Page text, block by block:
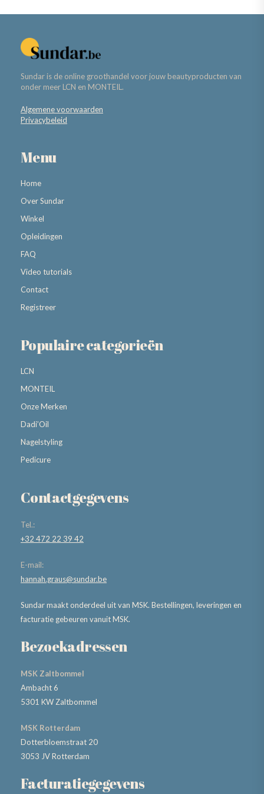
Sundar is de online groothandel voor jouw beautyproducten van
onder meer LCN en MONTEIL.
Algemene voorwaarden
Privacybeleid
Menu
Home
Over Sundar
Winkel
Opleidingen
FAQ
Video tutorials
Contact
Registreer
Populaire categorieën
LCN
MONTEIL
Onze Merken
Dadi’Oil
Nagelstyling
Pedicure
Contactgegevens
Tel.:
+32 472 22 39 42
E-mail:
hannah.graus@sundar.be
Sundar maakt onderdeel uit van MSK. Bestellingen, leveringen en
facturatie gebeuren vanuit MSK.
Bezoekadressen
MSK Zaltbommel
Ambacht 6
5301 KW Zaltbommel
MSK Rotterdam
Dotterbloemstraat 20
3053 JV Rotterdam
Facturatiegegevens